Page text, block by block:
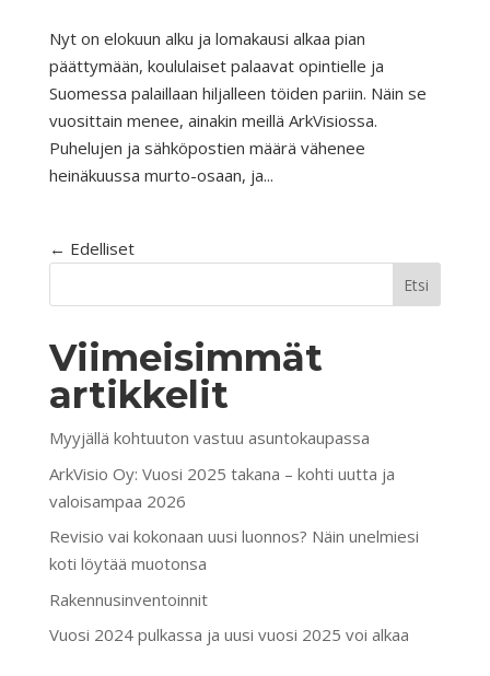
Nyt on elokuun alku ja lomakausi alkaa pian
päättymään, koululaiset palaavat opintielle ja
Suomessa palaillaan hiljalleen töiden pariin. Näin se
vuosittain menee, ainakin meillä ArkVisiossa.
Puhelujen ja sähköpostien määrä vähenee
heinäkuussa murto-osaan, ja...
« Older Entries
Etsi
Viimeisimmät
artikkelit
Myyjällä kohtuuton vastuu asuntokaupassa
ArkVisio Oy: Vuosi 2025 takana – kohti uutta ja
valoisampaa 2026
Revisio vai kokonaan uusi luonnos? Näin unelmiesi
koti löytää muotonsa
Rakennusinventoinnit
Vuosi 2024 pulkassa ja uusi vuosi 2025 voi alkaa